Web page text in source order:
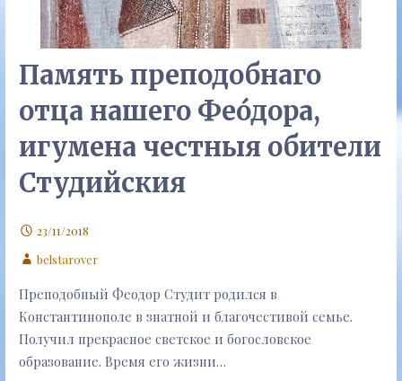
Память преподобнаго
отца нашего Фео́дора,
игумена честныя обители
Студийския
23/11/2018
belstarover
Преподобный Феодор Студит родился в
Константинополе в знатной и благочестивой семье.
Получил прекрасное светское и богословское
образование. Время его жизни…